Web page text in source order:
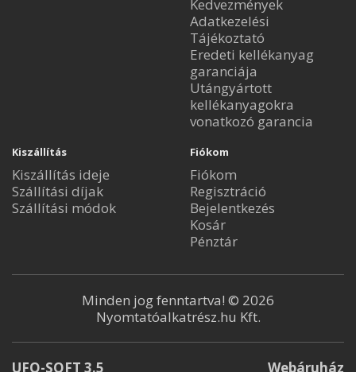
Kedvezmények
Adatkezelési
Tájékoztató
Eredeti kellékanyag
garanciája
Utángyártott
kellékanyagokra
vonatkozó garancia
Kiszállítás
Kiszállítás ideje
Szállítási díjak
Szállítási módok
Fiókom
Fiókom
Regisztráció
Bejelentkezés
Kosár
Pénztár
Minden jog fenntartva! © 2026
Nyomtatóalkatrész.hu Kft.
UFO-SOFT 3.5 Webáruház